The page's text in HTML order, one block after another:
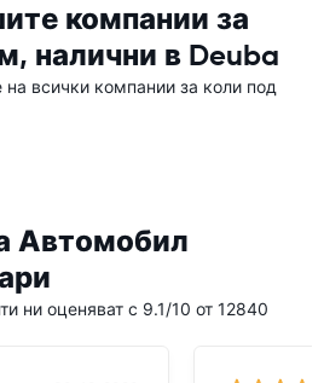
компании за
налични в Deuba
всички компании за коли под
Автомобил
ни оценяват с 9.1/10 от 12840